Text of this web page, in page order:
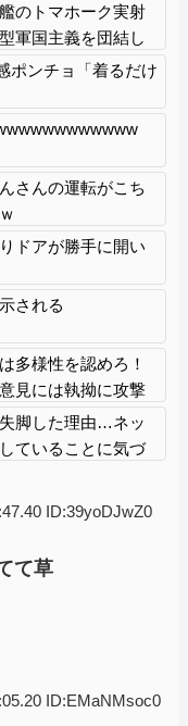
のトマホーク実射
軍国主義を団結し
ポンチョ「着るだけ
さんの運転がこち
ドアが勝手に開い
される
多様性を認めろ！
見には執拗に攻撃
ｗｗｗｗｗｗｗ
脚した理由…ネッ
ていることに気づ
ID:39yoDJwZ0
て草
ID:EMaNMsoc0